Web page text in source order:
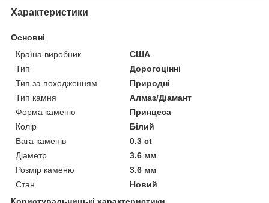
Характеристики
Основні
Країна виробник
США
Тип
Дорогоцінні
Тип за походженням
Природні
Тип камня
Алмаз/Діамант
Форма каменю
Принцеса
Колір
Білий
Вага каменів
0.3 ct
Діаметр
3.6 мм
Розмір каменю
3.6 мм
Стан
Новий
Користувальницькі характеристики